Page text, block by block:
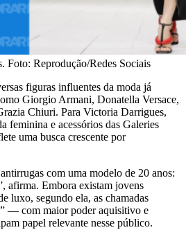
Foto: Reprodução/Redes Sociais
figuras influentes da moda já
Giorgio Armani, Donatella Versace,
Chiuri. Para Victoria Darrigues,
feminina e acessórios das Galeries
uma busca crescente por
com uma modelo de 20 anos:
afirma. Embora existam jovens
luxo, segundo ela, as chamadas
— com maior poder aquisitivo e
papel relevante nesse público.